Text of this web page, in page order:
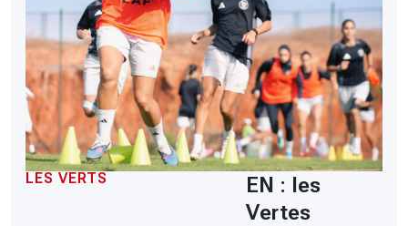
LES VERTS
EN : les
Vertes